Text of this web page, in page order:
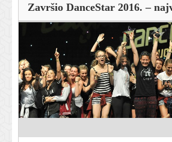
Završio DanceStar 2016. –